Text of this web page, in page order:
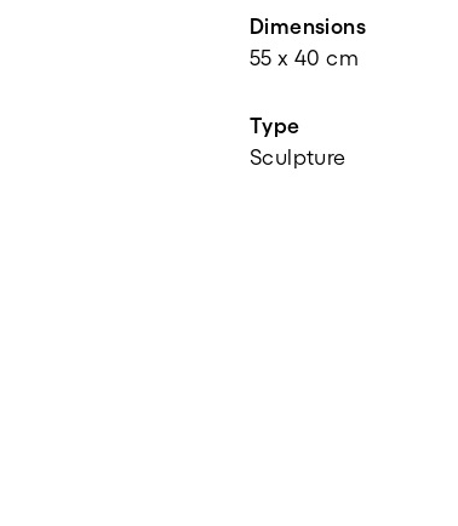
Dimensions
55 x 40 cm
Type
Sculpture